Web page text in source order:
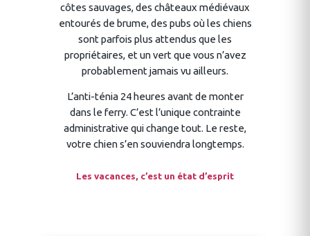
côtes sauvages, des châteaux médiévaux
entourés de brume, des pubs où les chiens
sont parfois plus attendus que les
propriétaires, et un vert que vous n’avez
probablement jamais vu ailleurs.
L’anti-ténia 24 heures avant de monter
dans le ferry. C’est l’unique contrainte
administrative qui change tout. Le reste,
votre chien s’en souviendra longtemps.
Les vacances, c’est un état d’esprit